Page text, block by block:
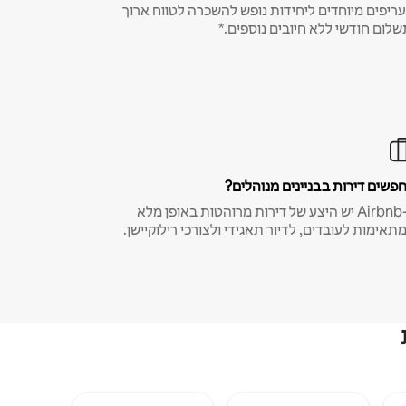
מיוחדים ליחידות נופש להשכרה לטווח ארוך
חודשי ללא חיובים נוספים.*
דירות בבניינים מנוהלים?
ב-Airbnb יש היצע של דירות מרוהטות באופן מלא
לעובדים, לדיור תאגידי ולצורכי רילוקיישן.